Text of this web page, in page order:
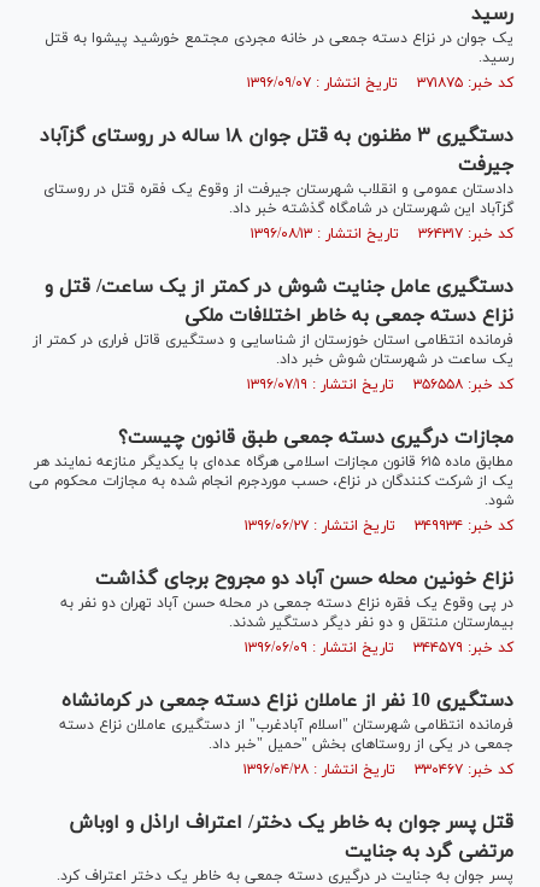
رسید
یک جوان در نزاع دسته جمعی در خانه مجردی مجتمع خورشید پیشوا به قتل
رسید.
کد خبر: ۳۷۱۸۷۵ تاریخ انتشار : ۱۳۹۶/۰۹/۰۷
دستگیری ۳ مظنون به قتل جوان ۱۸ ساله در روستای گزآباد
جیرفت
دادستان عمومی و انقلاب شهرستان جیرفت از وقوع یک فقره قتل در روستای
گزآباد این شهرستان در شامگاه گذشته خبر داد.
کد خبر: ۳۶۴۳۱۷ تاریخ انتشار : ۱۳۹۶/۰۸/۱۳
دستگیری عامل جنایت شوش در کمتر از یک ساعت/ قتل و
نزاع دسته جمعی به خاطر اختلافات ملکی
فرمانده انتظامی استان خوزستان از شناسایی و دستگیری قاتل فراری در کمتر از
یک ساعت در شهرستان شوش خبر داد.
کد خبر: ۳۵۶۵۵۸ تاریخ انتشار : ۱۳۹۶/۰۷/۱۹
مجازات درگیری دسته جمعی طبق قانون چیست؟
مطابق ماده ۶۱۵ قانون مجازات اسلامی هرگاه عده‌ای با یکدیگر منازعه نمایند هر
یک از شرکت کنندگان در نزاع، حسب موردجرم انجام شده به مجازات محکوم می
شود.
کد خبر: ۳۴۹۹۳۴ تاریخ انتشار : ۱۳۹۶/۰۶/۲۷
نزاع خونین محله حسن آباد دو مجروح برجای گذاشت
در پی وقوع یک فقره نزاع دسته جمعی در محله حسن آباد تهران دو نفر به
بیمارستان منتقل و دو نفر دیگر دستگیر شدند.
کد خبر: ۳۴۴۵۷۹ تاریخ انتشار : ۱۳۹۶/۰۶/۰۹
دستگیری 10 نفر از عاملان نزاع دسته جمعی در کرمانشاه
فرمانده انتظامی شهرستان "اسلام آبادغرب" از دستگیری عاملان نزاع دسته
جمعی در یکی از روستاهای بخش "حمیل "خبر داد.
کد خبر: ۳۳۰۴۶۷ تاریخ انتشار : ۱۳۹۶/۰۴/۲۸
قتل پسر جوان به خاطر یک دختر/ اعتراف اراذل و اوباش
مرتضی گرد به جنایت
پسر جوان به جنایت در درگیری دسته جمعی به خاطر یک دختر اعتراف کرد.